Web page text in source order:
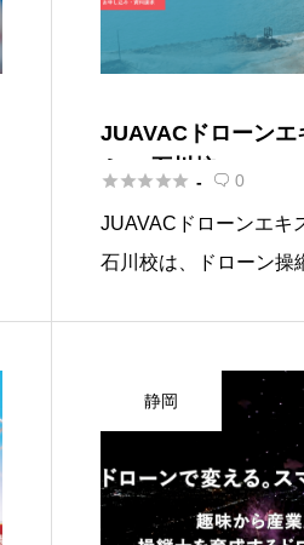
JUAVACドローンエ
ミー 石川校
 -  0
JUAVACドローンエキ
石川校は、ドローン操
このスクールは、ド
に活かすための実用的
静岡